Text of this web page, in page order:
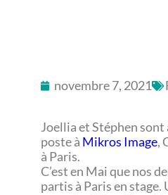
novembre 7, 2021
Joellia et Stéphen sont
poste à Mikros Image,
à Paris.
C’est en Mai que nos
partis à Paris en stage.